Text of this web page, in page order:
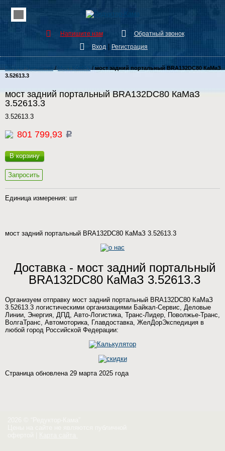
Напишите нам
Обратный звонок
Вход
Регистрация
Каталог Запчастей/Мост КАМАЗ/мост задний портальный BRA132DC80 КаМаЗ
3.52613.3
мост задний портальный BRA132DC80 КаМаЗ
3.52613.3
3.52613.3
801 799,93 c
В корзину
Запросить
Единица измерения: шт
мост задний портальный BRA132DC80 КаМаЗ 3.52613.3
Доставка - мост задний портальный
BRA132DC80 КаМаЗ 3.52613.3
Организуем отправку мост задний портальный BRA132DC80 КаМаЗ
3.52613.3 логистическими организациями Байкал-Сервис, Деловые
Линии, Энергия, ДПД, Авто-Логистика, Транс-Лидер, Поволжье-Транс,
ВолгаТранс, Автомоторика, Главдоставка, ЖелДорЭкспедиция в
любой город Российской Федерации:
Страница обновлена 29 марта 2025 года